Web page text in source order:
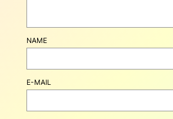
NAME
E-MAIL